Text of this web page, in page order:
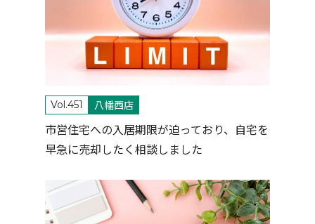
Vol.451 八幡西店
市営住宅への入居期限が迫っており、自宅を
早急に売却したく相談しました